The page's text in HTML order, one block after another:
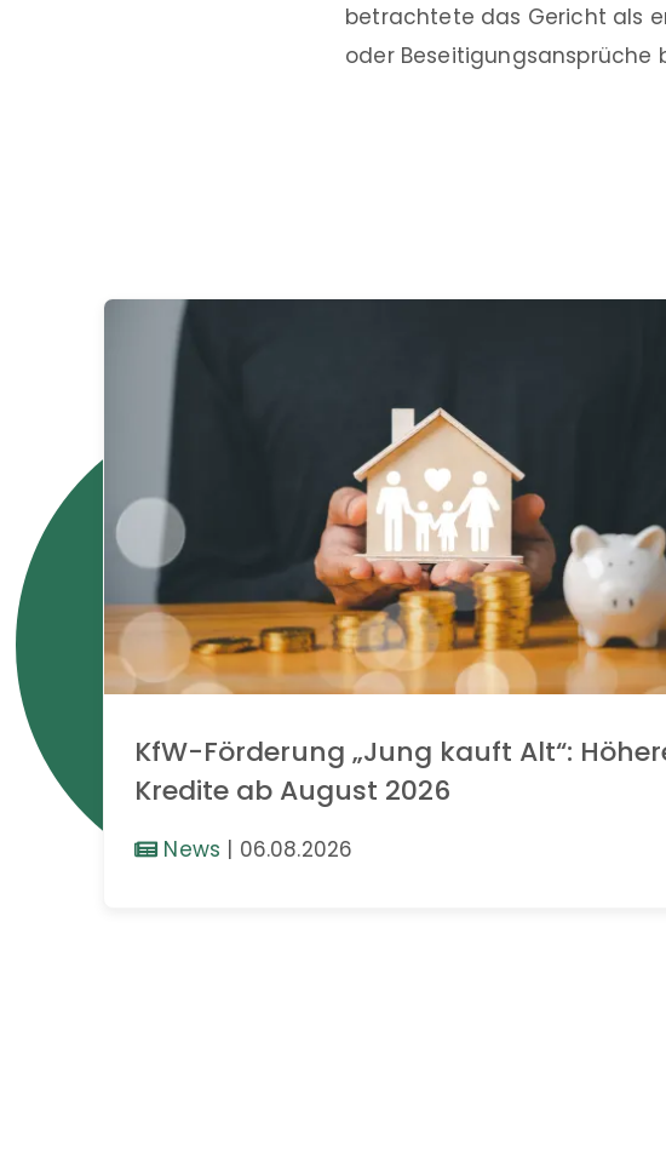
betrachtete das Gericht als
oder Beseitigungsansprüche
KfW-Förderung „Jung kauft Alt“:
Kredite ab August 2026
News | 06.08.2026